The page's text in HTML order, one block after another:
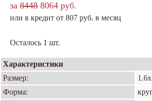
за 8448 8064 руб.
или в кредит от 807 руб. в месяц
Осталось 1 шт.
Характеристики
Размер:
Форма: